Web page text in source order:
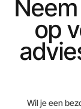
op
Wil je een